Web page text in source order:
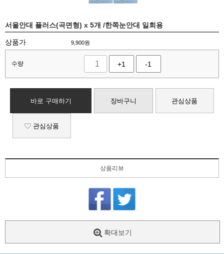
서울안대 플러스(곡면형) x 5개 /한쪽눈안대 일회용
상품가 9,900원
수량 +1 -1
바로 구매하기 장바구니 관심상품
관심상품
상품리뷰
확대보기